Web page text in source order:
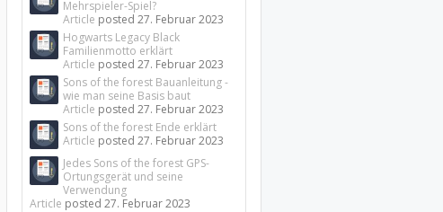
Mehrspieler-Spiel?
Article posted27. Februar 2023
Hogwarts Legacy Black
Familienmotto erklärt
Article posted27. Februar 2023
Sons of the forest Bauanleitung -
wie man seine Basis baut
Article posted27. Februar 2023
Sons of the forest Ende erklärt
Article posted27. Februar 2023
Jedes Sons of the forest GPS-
Ortungsgerät und seine
Verwendung
Article posted27. Februar 2023